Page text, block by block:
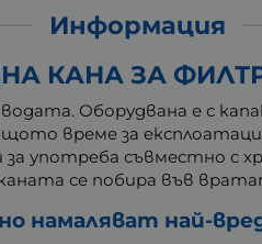
Информация
КАНА ЗА
Оборудвана е с
време за
за употреба съвместно
се побира във
намаляват най-